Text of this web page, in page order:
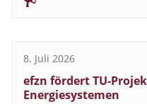
8. Juli 2026
efzn fördert TU-
Energiesystemen